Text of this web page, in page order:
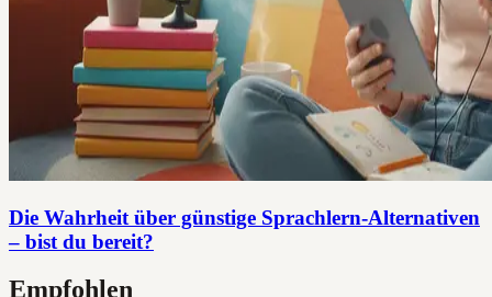
Die Wahrheit über günstige Sprachlern-Alternativen
– bist du bereit?
Empfohlen